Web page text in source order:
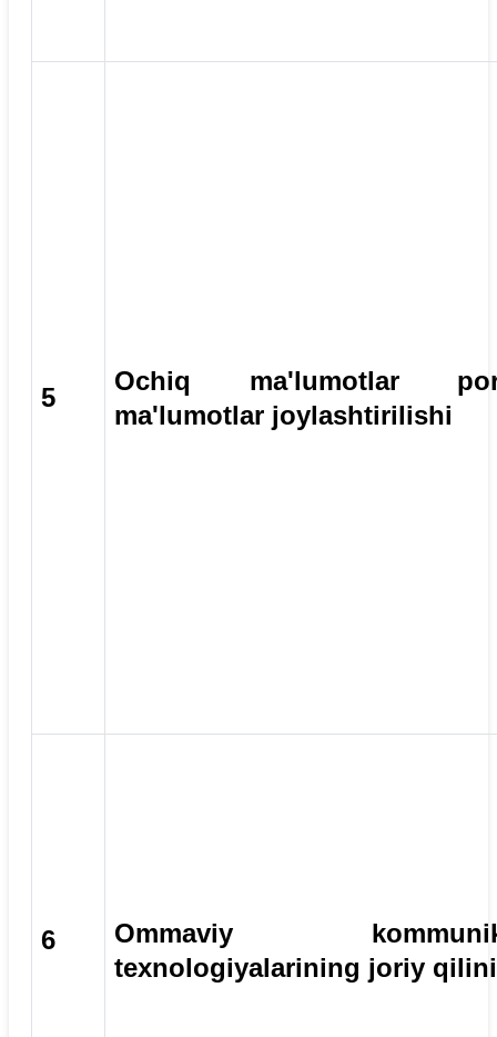
5
Ochiq ma'lumotlar
ma'lumotlar joylashtirilishi
6
Ommaviy
texnologiyalarining joriy